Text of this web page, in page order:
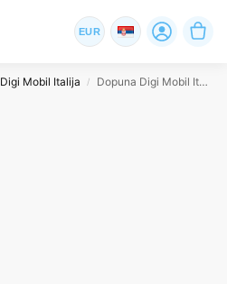
EUR
Digi Mobil Italija / Dopuna Digi Mobil Italia Bitcoinom ili karticom – 5-20 EUR